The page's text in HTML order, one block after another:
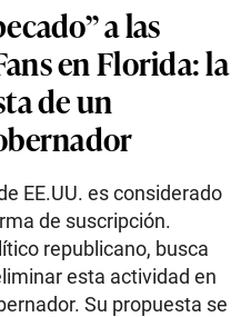
a las
en Florida: la
de un
EE.UU. es considerado
de suscripción.
republicano, busca
esta actividad en
Su propuesta se